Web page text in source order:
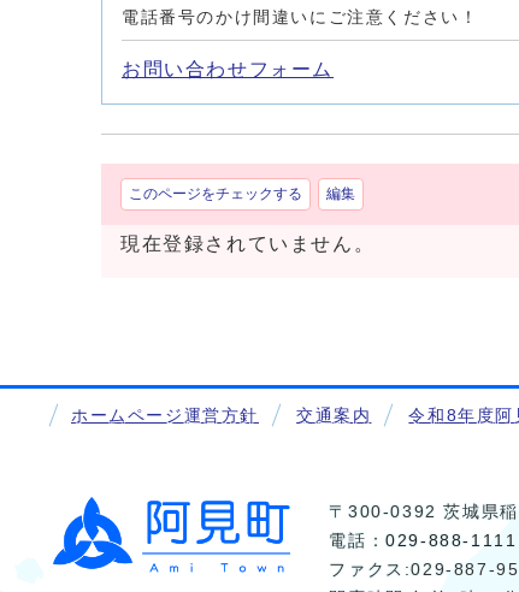
電話番号のかけ間違いにご注意ください！
お問い合わせフォーム
このページをチェックする 編集
現在登録されていません。
ホームページ運営方針 交通案内 令和8年度阿
〒300-0392 茨城県
電話：029-888-1111
ファクス:029-887-